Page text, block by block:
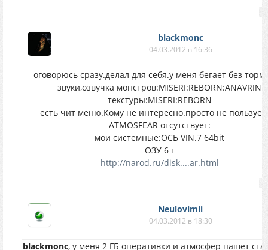
blackmonc
04.03.2012 в 16:36
оговорюсь сразу.делал для себя.у меня бегает без
звуки,озвучка монстров:MISERI:REBORN:ANAVRIN
текстуры:MISERI:REBORN
есть чит меню.Кому не интересно.просто не
ATMOSFEAR отсутствует:
мои системные:ОСЬ VIN.7 64bit
ОЗУ 6 г
http://narod.ru/disk....ar.html
Neulovimii
04.03.2012 в 18:30
blackmonc, у меня 2 ГБ оперативки и атмосфер пашет